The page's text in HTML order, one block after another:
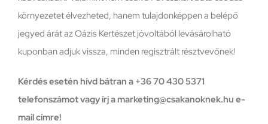
környezetet élvezheted, hanem tulajdonképpen a belépő
jegyed árát az Oázis Kertészet jóvoltából levásárolható
kuponban adjuk vissza, minden regisztrált résztvevőnek!
Kérdés esetén hívd bátran a +36 70 430 5371
telefonszámot vagy írj a marketing@csakanoknek.hu e-
mail címre!